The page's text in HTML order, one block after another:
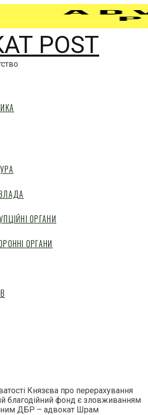
POST
ОРГАНИ
ОРГАНИ
Князєва про перерахування
благодійний фонд є зловживанням
ДБР – адвокат Шрам